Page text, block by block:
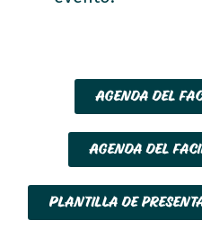
Agenda del
Agenda del
Plantilla de